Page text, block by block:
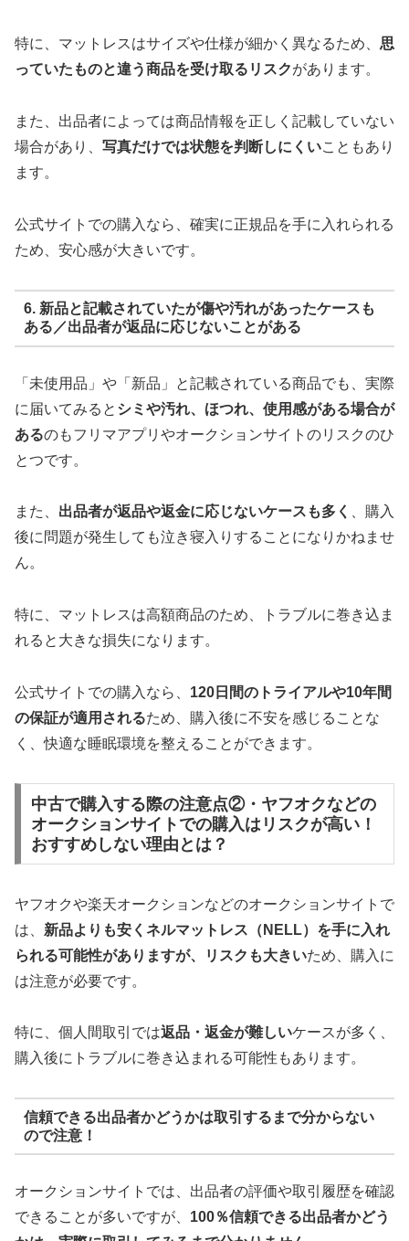
特に、マットレスはサイズや仕様が細かく異なるため、 思
っていたものと違う商品を受け取るリスクがあります。
また、出品者によっては商品情報を正しく記載していない
場合があり、 写真だけでは状態を判断しにくいこともあり
ます。
公式サイトでの購入なら、確実に正規品を手に入れられる
ため、安心感が大きいです。
6. 新品と記載されていたが傷や汚れがあったケースも
ある／出品者が返品に応じないことがある
「未使用品」や「新品」と記載されている商品でも、実際
に届いてみると シミや汚れ、ほつれ、使用感がある場合が
あるのもフリマアプリやオークションサイトのリスクのひ
とつです。
また、 出品者が返品や返金に応じないケースも多く 、購入
後に問題が発生しても泣き寝入りすることになりかねませ
ん。
特に、マットレスは高額商品のため、トラブルに巻き込ま
れると大きな損失になります。
公式サイトでの購入なら、 120日間のトライアルや10年間
の保証が適用されるため、購入後に不安を感じることな
く、快適な睡眠環境を整えることができます。
中古で購入する際の注意点②・ヤフオクなどの
オークションサイトでの購入はリスクが高い！
おすすめしない理由とは？
ヤフオクや楽天オークションなどのオークションサイトで
は、 新品よりも安くネルマットレス（NELL）を手に入れ
られる可能性がありますが、リスクも大きいため、購入に
は注意が必要です。
特に、個人間取引では返品・返金が難しいケースが多く、
購入後にトラブルに巻き込まれる可能性もあります。
信頼できる出品者かどうかは取引するまで分からない
ので注意！
オークションサイトでは、出品者の評価や取引履歴を確認
できることが多いですが、 100％信頼できる出品者かどう